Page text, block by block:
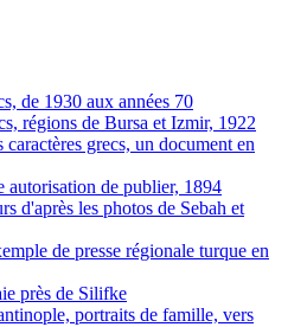
de 1930 aux années 70
régions de Bursa et Izmir, 1922
grecs, un document en
autorisation de publier, 1894
d'après les photos de Sebah et
de presse régionale turque en
près de Silifke
portraits de famille, vers